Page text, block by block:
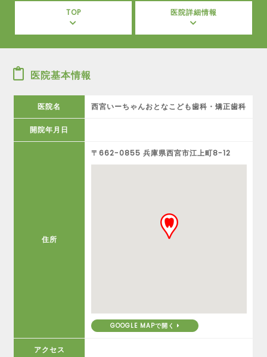
TOP 医院詳細情報
医院基本情報
医院名 西宮いーちゃんおとなこども歯科・矯正歯科
開院年月日
住所
〒662-0855 兵庫県西宮市江上町8-12
GOOGLE MAPで開く
アクセス